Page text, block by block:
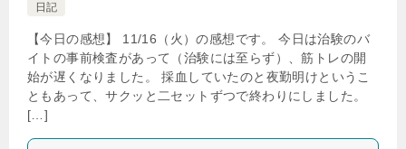
日記
【今日の感想】 11/16（火）の感想です。 今日は治験のバ
イトの事前検査があって（治験には至らず）、筋トレの開
始が遅くなりました。 採血していたのと夜勤明けというこ
ともあって、サクッと二セットずつで終わりにしました。
[…]